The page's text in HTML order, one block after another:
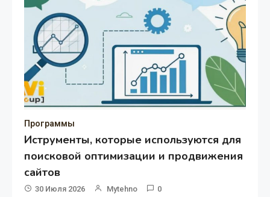
Программы
Иструменты, которые используются для
поисковой оптимизации и продвижения
сайтов
30 Июля 2026 Mytehno 0